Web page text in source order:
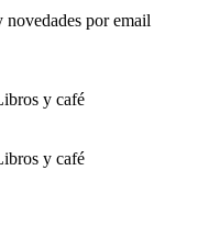
por email